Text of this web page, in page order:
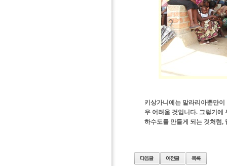
키상가니에는 말라리아뿐만
우 어려울 것입니다. 그렇기에
하수도를 만들게 되는 것처럼,